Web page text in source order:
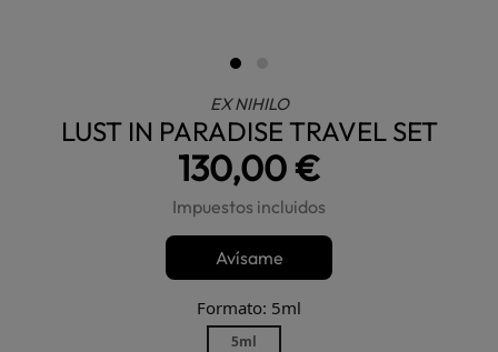
EX NIHILO
LUST IN PARADISE TRAVEL SET
130,00 €
Impuestos incluidos
Avísame
Formato: 5ml
5ml